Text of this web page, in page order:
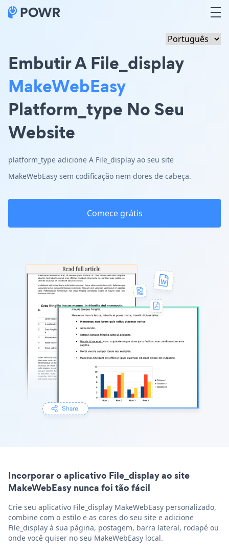
Embutir A File_display
MakeWebEasy
Platform_type No Seu
Website
platform_type adicione A File_display ao seu site
MakeWebEasy sem codificação nem dores de cabeça.
Comece grátis
Incorporar o aplicativo File_display ao site
MakeWebEasy nunca foi tão fácil
Crie seu aplicativo File_display MakeWebEasy personalizado,
combine com o estilo e as cores do seu site e adicione
File_display à sua página, postagem, barra lateral, rodapé ou
onde você quiser no seu MakeWebEasy local.